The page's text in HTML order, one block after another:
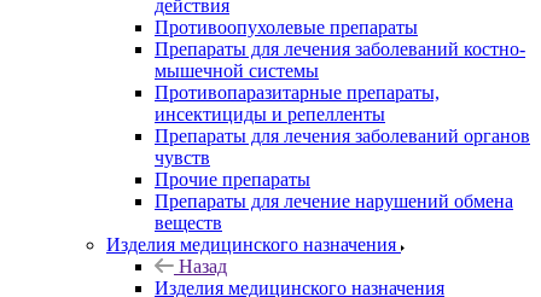
действия
Противоопухолевые препараты
Препараты для лечения заболеваний костно-
мышечной системы
Противопаразитарные препараты,
инсектициды и репелленты
Препараты для лечения заболеваний органов
чувств
Прочие препараты
Препараты для лечение нарушений обмена
веществ
Изделия медицинского назначения
Назад
Изделия медицинского назначения